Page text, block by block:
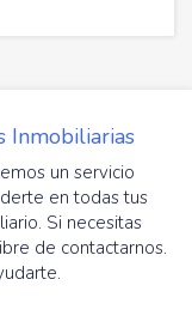
Inmobiliarias
un servicio
en todas tus
Si necesitas
de contactarnos.